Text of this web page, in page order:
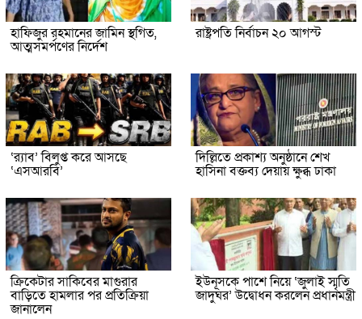
হাফিজুর রহমানের জামিন স্থগিত,
আত্মসমর্পণের নির্দেশ
রাষ্ট্রপতি নির্বাচন ২০ আগস্ট
‘র‍্যাব’ বিলুপ্ত করে আসছে
‘এসআরবি’
দিল্লিতে প্রকাশ্য অনুষ্ঠানে শেখ
হাসিনা বক্তব্য দেয়ায় ক্ষুব্ধ ঢাকা
ক্রিকেটার সাকিবের মাগুরার
বাড়িতে হামলার পর প্রতিক্রিয়া
জানালেন
ইউনূসকে পাশে নিয়ে ‘জুলাই স্মৃতি
জাদুঘর’ উদ্বোধন করলেন প্রধানমন্ত্রী